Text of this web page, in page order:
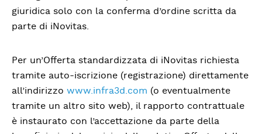
giuridica solo con la conferma d’ordine scritta da
parte di iNovitas.
Per un’Offerta standardizzata di iNovitas richiesta
tramite auto-iscrizione (registrazione) direttamente
all’indirizzo www.infra3d.com (o eventualmente
tramite un altro sito web), il rapporto contrattuale
è instaurato con l’accettazione da parte della